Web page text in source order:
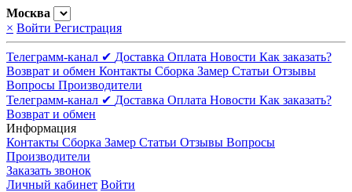
Москва
× Войти Регистрация
Телеграмм-канал ✔ Доставка Оплата Новости Как заказать?
Возврат и обмен Контакты Сборка Замер Статьи Отзывы
Вопросы Производители
Телеграмм-канал ✔ Доставка Оплата Новости Как заказать?
Возврат и обмен
Информация
Контакты Сборка Замер Статьи Отзывы Вопросы
Производители
Заказать звонок
Личный кабинет Войти